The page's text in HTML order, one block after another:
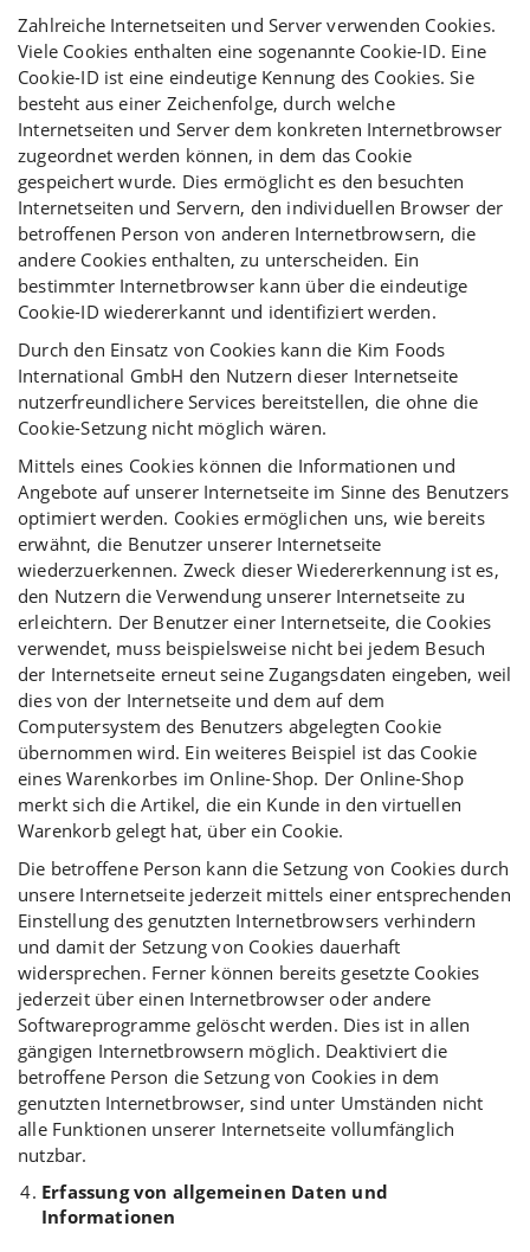
Zahlreiche Internetseiten und Server verwenden Cookies.
Viele Cookies enthalten eine sogenannte Cookie-ID. Eine
Cookie-ID ist eine eindeutige Kennung des Cookies. Sie
besteht aus einer Zeichenfolge, durch welche
Internetseiten und Server dem konkreten Internetbrowser
zugeordnet werden können, in dem das Cookie
gespeichert wurde. Dies ermöglicht es den besuchten
Internetseiten und Servern, den individuellen Browser der
betroffenen Person von anderen Internetbrowsern, die
andere Cookies enthalten, zu unterscheiden. Ein
bestimmter Internetbrowser kann über die eindeutige
Cookie-ID wiedererkannt und identifiziert werden.
Durch den Einsatz von Cookies kann die Kim Foods
International GmbH den Nutzern dieser Internetseite
nutzerfreundlichere Services bereitstellen, die ohne die
Cookie-Setzung nicht möglich wären.
Mittels eines Cookies können die Informationen und
Angebote auf unserer Internetseite im Sinne des Benutzers
optimiert werden. Cookies ermöglichen uns, wie bereits
erwähnt, die Benutzer unserer Internetseite
wiederzuerkennen. Zweck dieser Wiedererkennung ist es,
den Nutzern die Verwendung unserer Internetseite zu
erleichtern. Der Benutzer einer Internetseite, die Cookies
verwendet, muss beispielsweise nicht bei jedem Besuch
der Internetseite erneut seine Zugangsdaten eingeben, weil
dies von der Internetseite und dem auf dem
Computersystem des Benutzers abgelegten Cookie
übernommen wird. Ein weiteres Beispiel ist das Cookie
eines Warenkorbes im Online-Shop. Der Online-Shop
merkt sich die Artikel, die ein Kunde in den virtuellen
Warenkorb gelegt hat, über ein Cookie.
Die betroffene Person kann die Setzung von Cookies durch
unsere Internetseite jederzeit mittels einer entsprechenden
Einstellung des genutzten Internetbrowsers verhindern
und damit der Setzung von Cookies dauerhaft
widersprechen. Ferner können bereits gesetzte Cookies
jederzeit über einen Internetbrowser oder andere
Softwareprogramme gelöscht werden. Dies ist in allen
gängigen Internetbrowsern möglich. Deaktiviert die
betroffene Person die Setzung von Cookies in dem
genutzten Internetbrowser, sind unter Umständen nicht
alle Funktionen unserer Internetseite vollumfänglich
nutzbar.
Erfassung von allgemeinen Daten und
Informationen